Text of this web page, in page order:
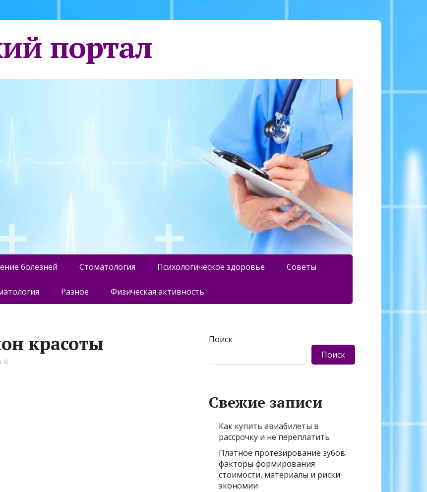
портал
болезней Стоматология Психологическое здоровье Советы
Разное Физическая активность
красоты
0
Поиск
Поиск
Свежие записи
Как купить авиабилеты в
рассрочку и не переплатить
Платное протезирование зубов:
факторы формирования
стоимости, материалы и риски
экономии